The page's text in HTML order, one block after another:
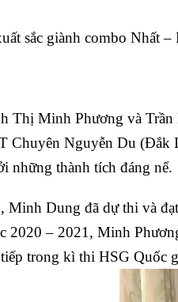
sắc giành combo Nhất –
Thị Minh Phương và
Chuyên Nguyễn Du (Đắk
những thành tích đáng nể.
Minh Dung đã dự thi và
2020 – 2021, Minh
trong kì thi HSG Quốc